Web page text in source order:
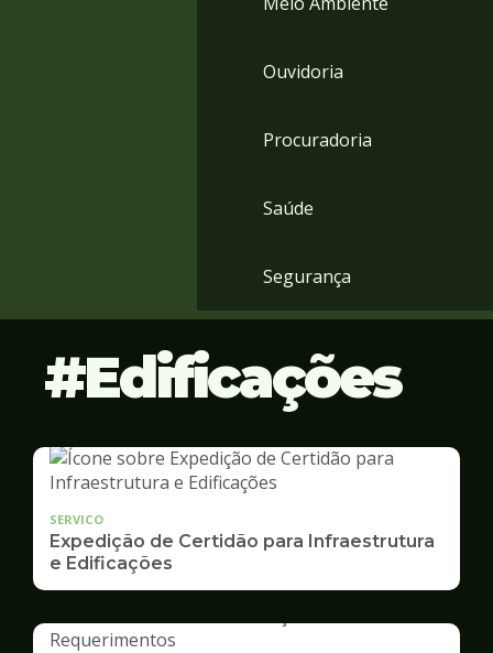
Ouvidoria
Procuradoria
Saúde
Segurança
Edificações
SERVICO
Expedição de Certidão para Infraestrutura
e Edificações